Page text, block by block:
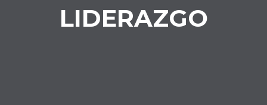
LIDERAZGO